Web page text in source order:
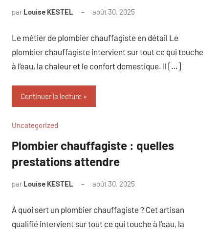
par Louise KESTEL août 30, 2025
Le métier de plombier chauffagiste en détail Le
plombier chauffagiste intervient sur tout ce qui touche
à l’eau, la chaleur et le confort domestique. Il […]
Continuer la lecture
Uncategorized
Plombier chauffagiste : quelles
prestations attendre
par Louise KESTEL août 30, 2025
À quoi sert un plombier chauffagiste ? Cet artisan
qualifié intervient sur tout ce qui touche à l’eau, la